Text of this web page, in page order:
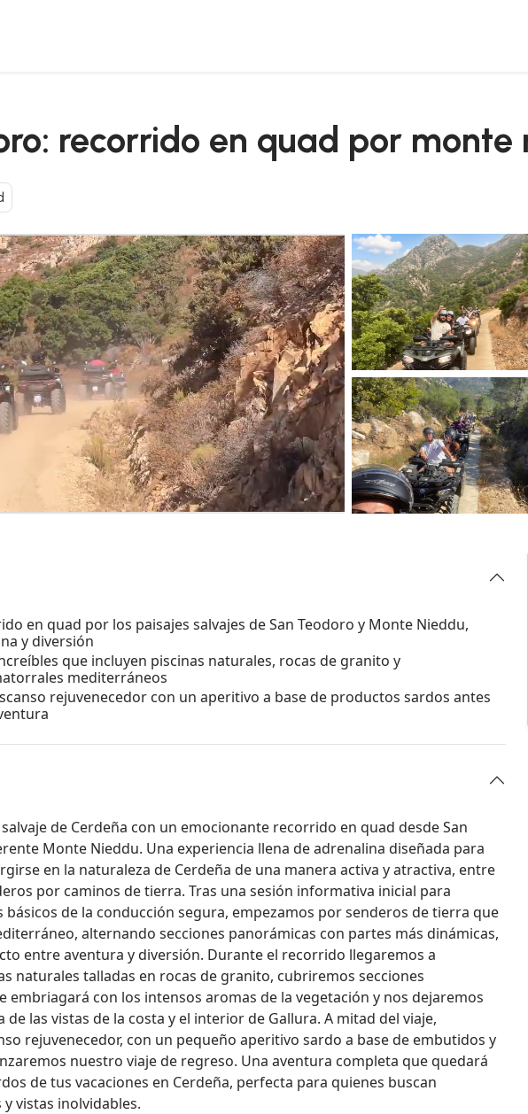
por monte nieddu
recorrido en quad por monte
en quad por los paisajes salvajes de San Teodoro y Monte Nieddu,
y diversión
que incluyen piscinas naturales, rocas de granito y
mediterráneos
rejuvenecedor con un aperitivo a base de productos sardos antes
de Cerdeña con un emocionante recorrido en quad desde San
Monte Nieddu. Una experiencia llena de adrenalina diseñada para
en la naturaleza de Cerdeña de una manera activa y atractiva, entre
por caminos de tierra. Tras una sesión informativa inicial para
básicos de la conducción segura, empezamos por senderos de tierra que
alternando secciones panorámicas con partes más dinámicas,
entre aventura y diversión. Durante el recorrido llegaremos a
naturales talladas en rocas de granito, cubriremos secciones
embriagará con los intensos aromas de la vegetación y nos dejaremos
las vistas de la costa y el interior de Gallura. A mitad del viaje,
rejuvenecedor, con un pequeño aperitivo sardo a base de embutidos y
nuestro viaje de regreso. Una aventura completa que quedará
de tus vacaciones en Cerdeña, perfecta para quienes buscan
vistas inolvidables.